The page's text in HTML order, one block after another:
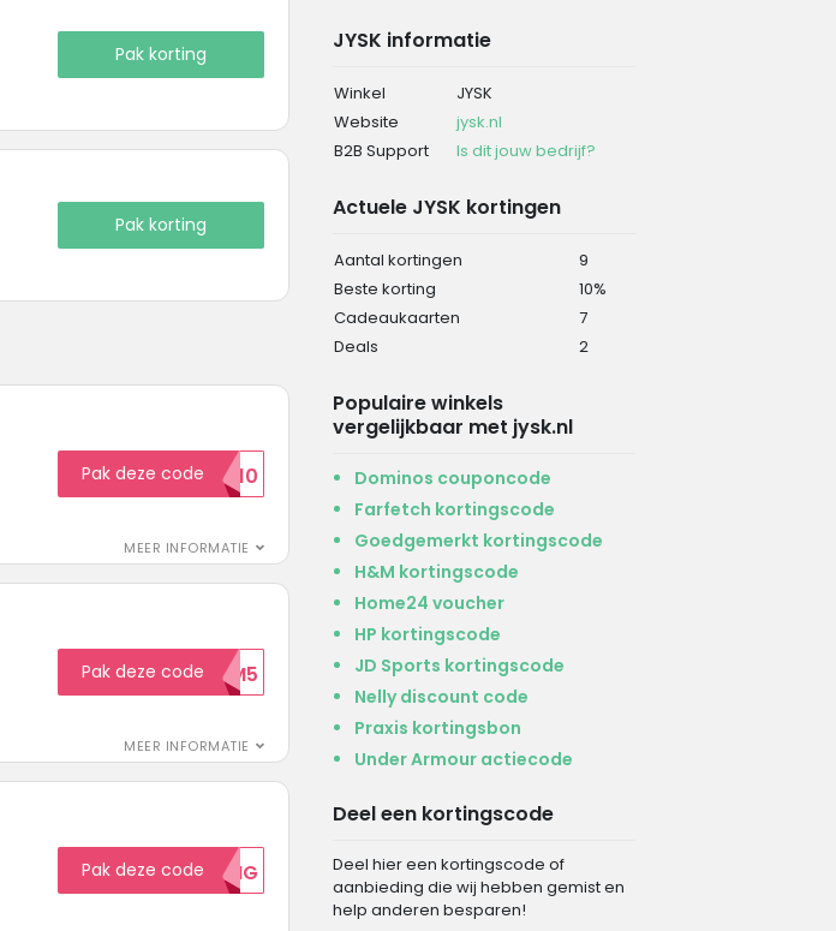
Pak korting
Pak korting
MEER INFORMATIE
Pak deze codeEXTRA10
MEER INFORMATIE
Pak deze codeWELKOM5
Pak deze code5KORTING
JYSK informatie
Winkel
JYSK
Website
jysk.nl
B2B Support
Is dit jouw bedrijf?
Actuele JYSK kortingen
Aantal kortingen
9
Beste korting
10%
Cadeaukaarten
7
Deals
2
Populaire winkels
vergelijkbaar met jysk.nl
Dominos couponcode
Farfetch kortingscode
Goedgemerkt kortingscode
H&M kortingscode
Home24 voucher
HP kortingscode
JD Sports kortingscode
Nelly discount code
Praxis kortingsbon
Under Armour actiecode
Deel een kortingscode
Deel hier een kortingscode of
aanbieding die wij hebben gemist en
help anderen besparen!